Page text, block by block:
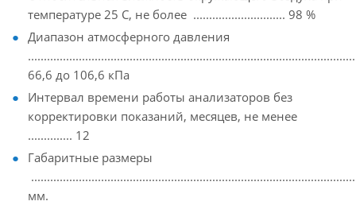
температуре 25 С, не более ............................. 98 %
Диапазон атмосферного давления
66,6 до 106,6 кПа
Интервал времени работы анализаторов без
корректировки показаний, месяцев, не менее
.............. 12
Габаритные размеры
мм.